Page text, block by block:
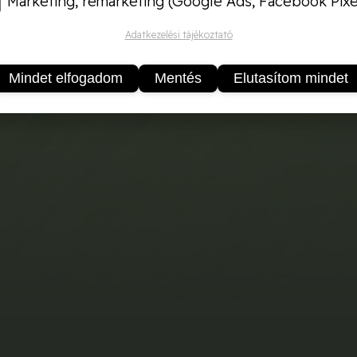
Adatkezelési tájékoztató
Mindet elfogadom Mentés Elutasítom mindet